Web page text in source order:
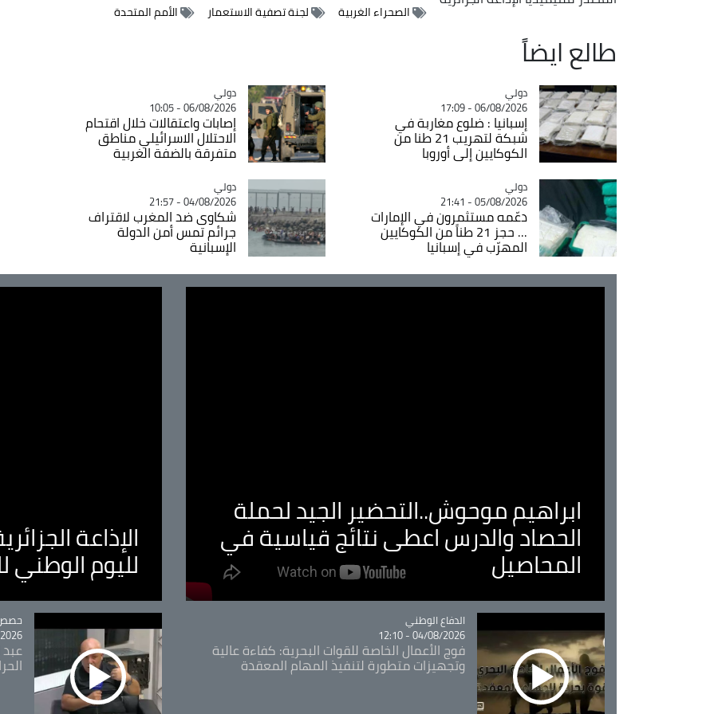
الصحراء الغربية لجنة تصفية الاستعمار الأمم المتحدة
طالع ايضاً
Catégorie
دولي
06/08/2026 - 17:09
إسبانيا : ضلوع مغاربة في
شبكة لتهريب 21 طنا من
الكوكايين إلى أوروبا
Catégorie
دولي
06/08/2026 - 10:05
إصابات واعتقالات خلال اقتحام
الاحتلال الاسرائيلي مناطق
متفرقة بالضفة الغربية
Catégorie
دولي
05/08/2026 - 21:41
دعّمه مستثمرون في الإمارات
... حجز 21 طناً من الكوكايين
المهرّب في إسبانيا
Catégorie
دولي
04/08/2026 - 21:57
شكاوى ضد المغرب لاقتراف
جرائم تمس أمن الدولة
الإسبانية
ابراهيم موحوش..التحضير الجيد لحملة
الحصاد والدرس اعطى نتائج قياسية في
المحاصيل
الإذاعة
لليوم
Catégorie
الدفاع الوطني
04/08/2026 - 12:10
فوج الأعمال الخاصة للقوات البحرية: كفاءة عالية
وتجهيزات متطورة لتنفيذ المهام المعقدة
حصص
09:49
عبد